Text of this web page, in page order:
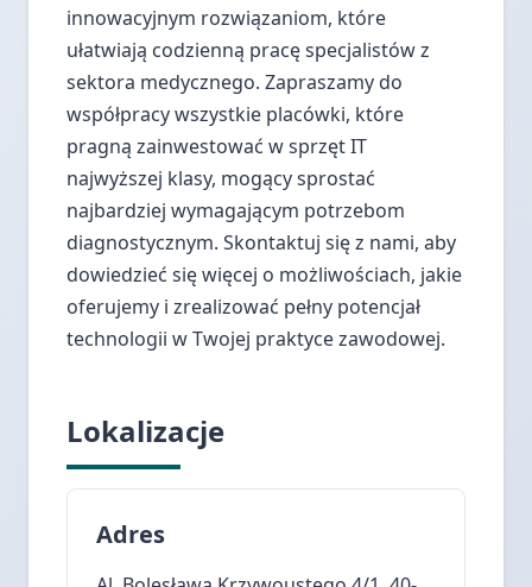
innowacyjnym rozwiązaniom, które
ułatwiają codzienną pracę specjalistów z
sektora medycznego. Zapraszamy do
współpracy wszystkie placówki, które
pragną zainwestować w sprzęt IT
najwyższej klasy, mogący sprostać
najbardziej wymagającym potrzebom
diagnostycznym. Skontaktuj się z nami, aby
dowiedzieć się więcej o możliwościach, jakie
oferujemy i zrealizować pełny potencjał
technologii w Twojej praktyce zawodowej.
Lokalizacje
Adres